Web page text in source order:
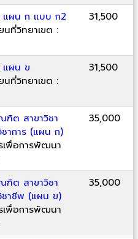
แผน ก แบบ ก2
ที่วิทยาเขต :
31,500
แผน ข
ที่วิทยาเขต :
31,500
ฑิต สาขาวิชา
าการ (แผน ก)
เพื่อการพัฒนา
35,000
ฑิต สาขาวิชา
ชาชีพ (แผน ข)
เพื่อการพัฒนา
35,000